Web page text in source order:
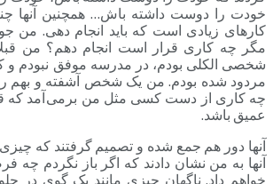
خودت را دوست داشته باش… همچنین آنها چند
کارهای زیادی است که باید انجام دهی. من
مگر چه کاری قرار است انجام دهم؟ من
شخصی الکلی بودم، در مدرسه موفق نبودم و
مردود شده بودم. من یک شخص آشفته و بهم
چه کاری از دست کسی مثل من برمی آمد که
عمیق باشد.
آنها دور هم جمع شده و تصمیم گرفتند که
آنها به من نشان دادند که اگر باز نگردم چه
خواهم داد. ناگهان چیزی مانند یک گوی در